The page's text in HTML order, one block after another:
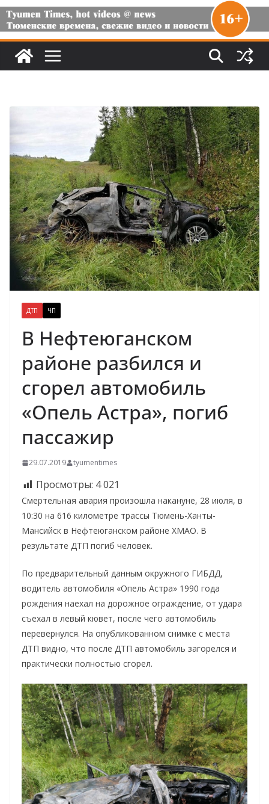
ДТП ЧП
В Нефтеюганском
районе разбился и
сгорел автомобиль
«Опель Астра», погиб
пассажир
29.07.2019 tyumentimes
Просмотры: 4 021
Смертельная авария произошла накануне, 28 июля, в
10:30 на 616 километре трассы Тюмень-Ханты-
Мансийск в Нефтеюганском районе ХМАО. В
результате ДТП погиб человек.
По предварительный данным окружного ГИБДД,
водитель автомобиля «Опель Астра» 1990 года
рождения наехал на дорожное ограждение, от удара
съехал в левый кювет, после чего автомобиль
перевернулся. На опубликованном снимке с места
ДТП видно, что после ДТП автомобиль загорелся и
практически полностью сгорел.